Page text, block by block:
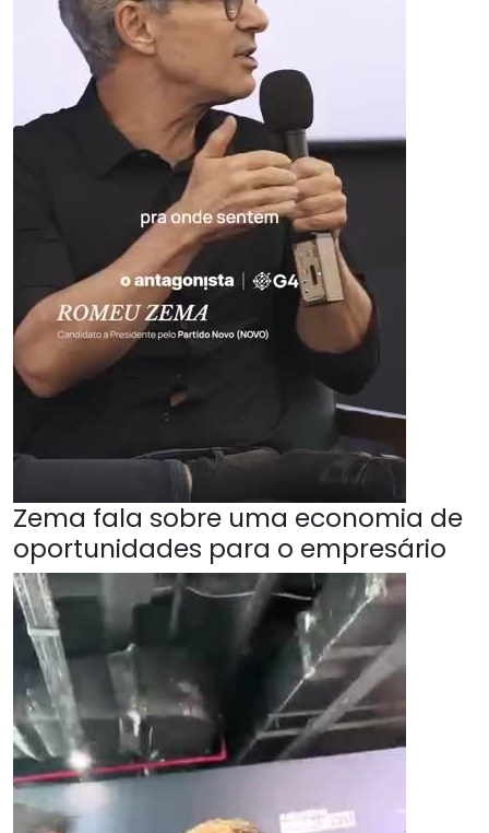
Zema fala sobre uma economia de
oportunidades para o empresário